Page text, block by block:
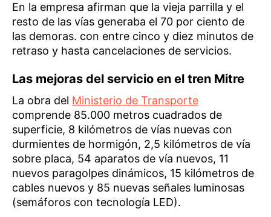
En la empresa afirman que la vieja parrilla y el
resto de las vías generaba el 70 por ciento de
las demoras. con entre cinco y diez minutos de
retraso y hasta cancelaciones de servicios.
Las mejoras del servicio en el tren Mitre
La obra del Ministerio de Transporte
comprende 85.000 metros cuadrados de
superficie, 8 kilómetros de vías nuevas con
durmientes de hormigón, 2,5 kilómetros de vía
sobre placa, 54 aparatos de vía nuevos, 11
nuevos paragolpes dinámicos, 15 kilómetros de
cables nuevos y 85 nuevas señales luminosas
(semáforos con tecnología LED).